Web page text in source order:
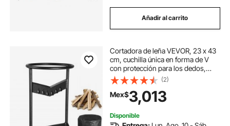
Añadir al carrito
Cortadora de leña VEVOR, 23 x 43
cm, cuchilla única en forma de V
con protección para los dedos,
cortadora de troncos manual para
partir leña, estructura de acero
resistente y estable.
(2)
Mex$3,013
Disponible